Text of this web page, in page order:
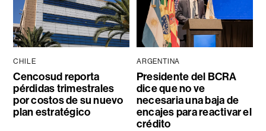
CHILE
Cencosud reporta
pérdidas trimestrales
por costos de su nuevo
plan estratégico
ARGENTINA
Presidente del BCRA
dice que no ve
necesaria una baja de
encajes para reactivar el
crédito